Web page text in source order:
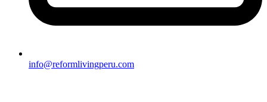
info@reformlivingperu.com